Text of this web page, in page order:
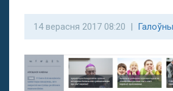
14 верасня 2017 08:20 |